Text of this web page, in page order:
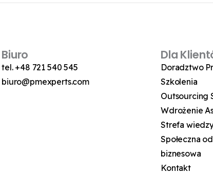
Biuro
tel. +48 721 540 545
biuro@pmexperts.com
Dla
Doradztwo
Szkolenia
Outsourcing
Wdrożenie
Strefa
Społeczna
biznesowa
Kontakt